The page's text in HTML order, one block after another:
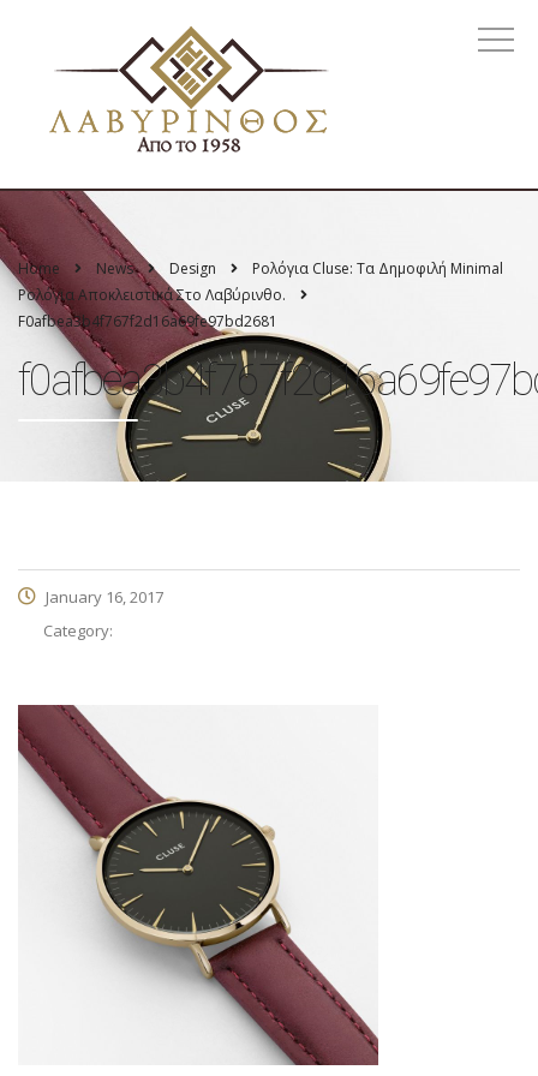
Home News Design
Ρολόγια Cluse: Τα Δημοφιλή Minimal
Ρολόγια Αποκλειστικά Στο Λαβύρινθο.
F0afbea3b4f767f2d16a69fe97bd2681
January 16, 2017
Category: